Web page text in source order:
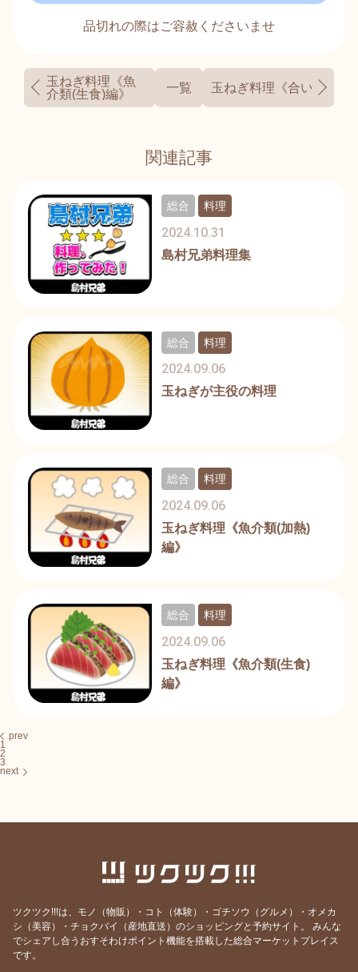
品切れの際はご容赦くださいませ
玉ねぎ料理《魚
介類(生食)編》
一覧 玉ねぎ料理《合い挽き肉
関連記事
島村兄弟料理集
2024.10.31
総合 料理
玉ねぎが主役の料理
2024.09.06
総合 料理
玉ねぎ料理《魚介類(加熱)
編》
2024.09.06
総合 料理
玉ねぎ料理《魚介類(生食)
編》
2024.09.06
総合 料理
prev
1
2
3
next
ツクツク!!!は、モノ（物販）・コト（体験）・ゴチソウ（グルメ）・オメカ
シ（美容）・チョクバイ（産地直送）のショッピングと予約サイト。
みんな
でシェアし合うおすそわけポイント機能を搭載した総合マーケットプレイス
です。